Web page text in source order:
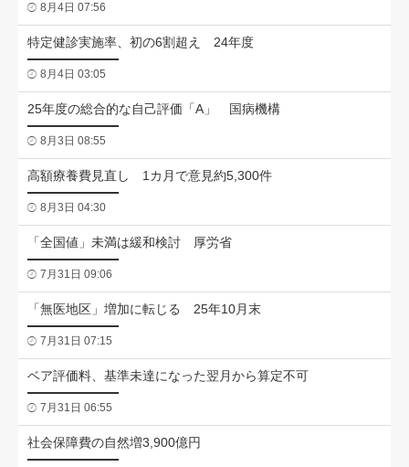
8月4日 07:56
特定健診実施率、初の6割超え 24年度
8月4日 03:05
25年度の総合的な自己評価「A」 国病機構
8月3日 08:55
高額療養費見直し 1カ月で意見約5,300件
8月3日 04:30
「全国値」未満は緩和検討 厚労省
7月31日 09:06
「無医地区」増加に転じる 25年10月末
7月31日 07:15
ベア評価料、基準未達になった翌月から算定不可
7月31日 06:55
社会保障費の自然増3,900億円